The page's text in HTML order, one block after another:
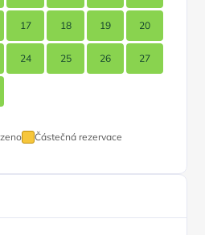
17 18 19 20
24 25 26 27
Částečná rezervace